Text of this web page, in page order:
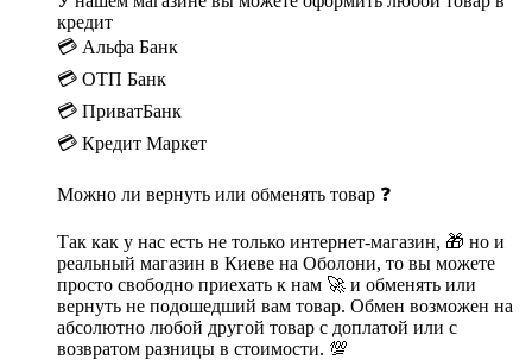
кредит
💳 Альфа Банк
💳 ОТП Банк
💳 ПриватБанк
💳 Кредит Маркет
Можно ли вернуть или обменять товар ❓
Так как у нас есть не только интернет-магазин, 🎁 но и
реальный магазин в Киеве на Оболони, то вы можете
просто свободно приехать к нам 🚀 и обменять или
вернуть не подошедший вам товар. Обмен возможен на
абсолютно любой другой товар с доплатой или с
возвратом разницы в стоимости. 💯